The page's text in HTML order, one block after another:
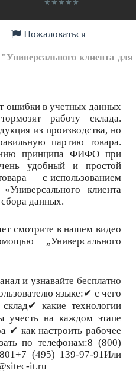
Пожаловаться
клиента для
ошибки в учетных данных
работу склада.
из производства, но
партию товара.
принципа ФИФО при
удобный и простой
— с использованием
клиента
данных.
смотрите в нашем видео
„Универсального
и узнавайте бесплатно
языке:✔ с чего
склад✔ какие технологии
учесть на каждом этапе
✔ как настроить рабочее
по телефонам:8 (800)
(495) 139-97-91Или
it.ru